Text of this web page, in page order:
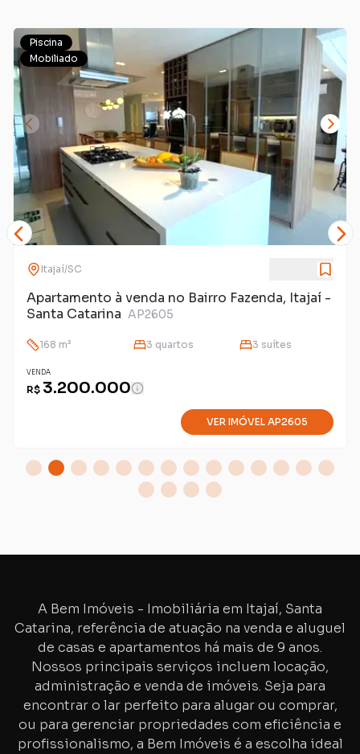
Piscina
Mobiliado
Itajaí/SC
Apartamento à venda no Bairro Fazenda, Itajaí -
Santa Catarina AP2605
168 m² 3 quartos 3 suítes
VENDA
R$ 3.200.000
VER IMÓVEL AP2605
A Bem Imóveis - Imobiliária em Itajaí, Santa
Catarina, referência de atuação na venda e aluguel
de casas e apartamentos há mais de 9 anos.
Nossos principais serviços incluem locação,
administração e venda de imóveis. Seja para
encontrar o lar perfeito para alugar ou comprar,
ou para gerenciar propriedades com eficiência e
profissionalismo, a Bem Imóveis é a escolha ideal